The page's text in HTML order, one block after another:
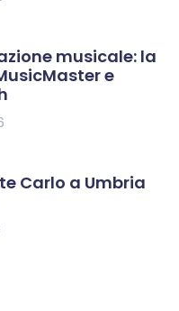
musicale: la
e
Carlo a Umbria